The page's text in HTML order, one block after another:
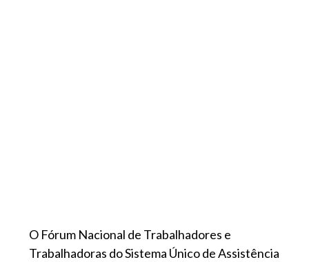
O Fórum Nacional de Trabalhadores e
Trabalhadoras do Sistema Único de Assistência